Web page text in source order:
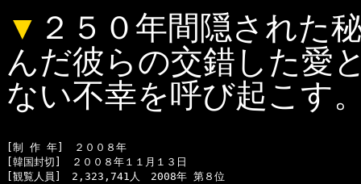
▼ ２５０年間隠された
んだ彼らの交錯した愛
ない不幸を呼び起こす
[制 作 年]　２００８年
[韓国封切]　２００８年１１月１３日
[観覧人員]　2,323,741人　2008年 第８位